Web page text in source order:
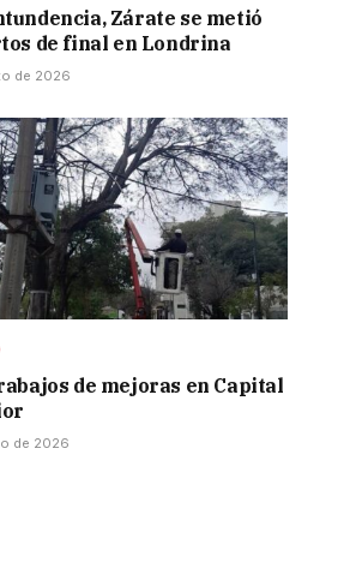
Zárate se metió
de final en Londrina
de 2026
de mejoras en Capital
de 2026